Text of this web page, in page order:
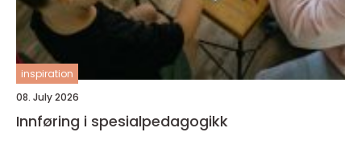
inspiration
08. July 2026
Innføring i spesialpedagogikk